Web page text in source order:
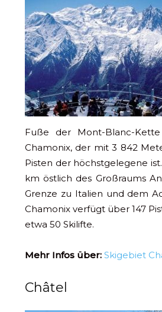
Fuße der Mont-Blanc-
Chamonix, der mit 3 842
Pisten der höchstgelegene
km östlich des Großraums
Grenze zu Italien und dem
Chamonix verfügt über 147
etwa 50 Skilifte.
Mehr Infos über: Skigebiet
Châtel